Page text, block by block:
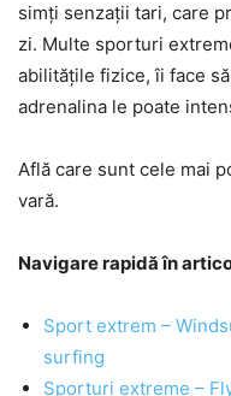
simți senzații tari, care
zi. Multe sporturi
abilitățile fizice, îi face
adrenalina le poate
Află care sunt cele mai
vară.
Navigare rapidă în
Sport extrem –
surfing
Sporturi extreme –